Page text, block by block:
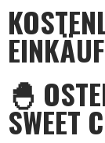
🐣
SWEET